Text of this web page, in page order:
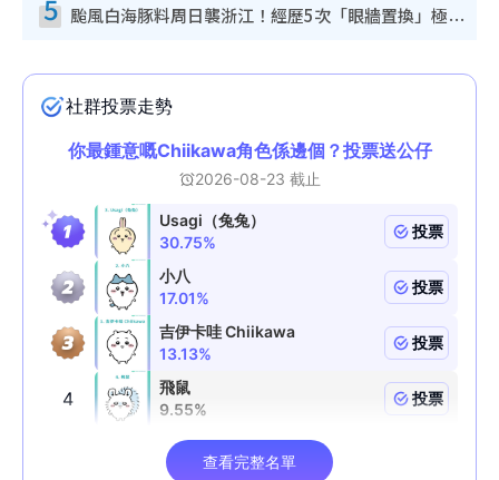
5 颱風白海豚料周日襲浙江！經歷5次「眼牆置換」極罕見 成登陸內地最長途颱風